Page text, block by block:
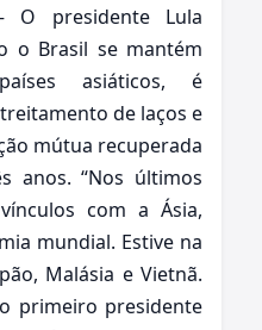
O presidente Lula
o Brasil se mantém
asiáticos, é
de laços e
mútua recuperada
anos. “Nos últimos
com a Ásia,
mundial. Estive na
Malásia e Vietnã.
primeiro presidente